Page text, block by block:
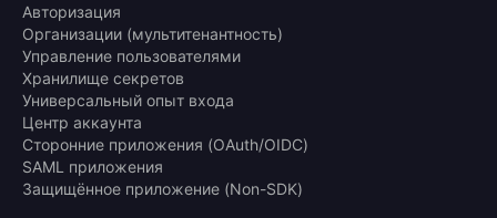
Авторизация
Организации (мультитенантность)
Управление пользователями
Хранилище секретов
Универсальный опыт входа
Центр аккаунта
Сторонние приложения (OAuth/OIDC)
SAML приложения
Защищённое приложение (Non-SDK)